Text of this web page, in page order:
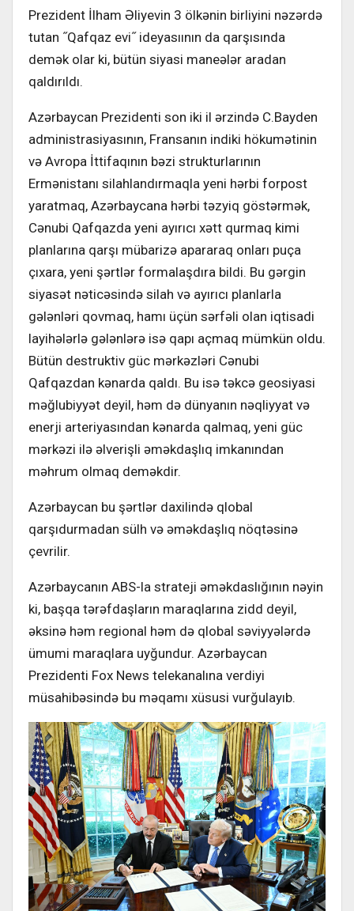
Prezident İlham Əliyevin 3 ölkənin birliyini nəzərdə
tutan ˝Qafqaz evi˝ ideyasıının da qarşısında
demək olar ki, bütün siyasi maneələr aradan
qaldırıldı.
Azərbaycan Prezidenti son iki il ərzində C.Bayden
administrasiyasının, Fransanın indiki hökumətinin
və Avropa İttifaqının bəzi strukturlarının
Ermənistanı silahlandırmaqla yeni hərbi forpost
yaratmaq, Azərbaycana hərbi təzyiq göstərmək,
Cənubi Qafqazda yeni ayırıcı xətt qurmaq kimi
planlarına qarşı mübarizə apararaq onları puça
çıxara, yeni şərtlər formalaşdıra bildi. Bu gərgin
siyasət nəticəsində silah və ayırıcı planlarla
gələnləri qovmaq, hamı üçün sərfəli olan iqtisadi
layihələrlə gələnlərə isə qapı açmaq mümkün oldu.
Bütün destruktiv güc mərkəzləri Cənubi
Qafqazdan kənarda qaldı. Bu isə təkcə geosiyasi
məğlubiyyət deyil, həm də dünyanın nəqliyyat və
enerji arteriyasından kənarda qalmaq, yeni güc
mərkəzi ilə əlverişli əməkdaşlıq imkanından
məhrum olmaq deməkdir.
Azərbaycan bu şərtlər daxilində qlobal
qarşıdurmadan sülh və əməkdaşlıq nöqtəsinə
çevrilir.
Azərbaycanın ABS-la strateji əməkdaslığının nəyin
ki, başqa tərəfdaşların maraqlarına zidd deyil,
əksinə həm regional həm də qlobal səviyyələrdə
ümumi maraqlara uyğundur. Azərbaycan
Prezidenti Fox News telekanalına verdiyi
müsahibəsində bu məqamı xüsusi vurğulayıb.